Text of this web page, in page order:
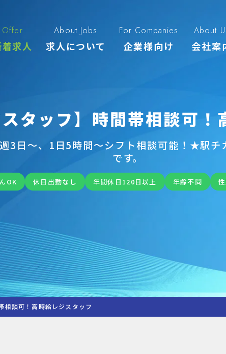
Offer
求人
About Jobs
求人について
For Companies
企業様向け
About
会社案
スタッフ】時間帯相談可
3日〜、1日5時間～シフト相談可能！★駅
です。
OK 休日出勤なし 年間休日120日以上 年齢不問
相談可！高時給レジスタッフ